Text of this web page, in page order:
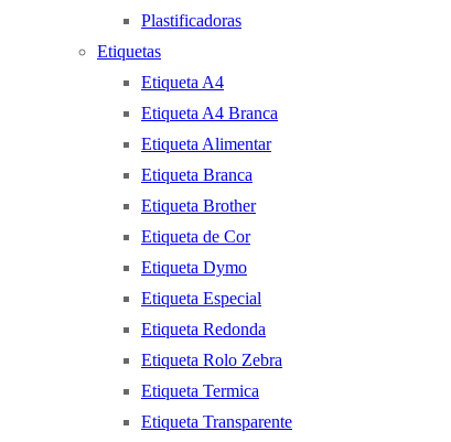
Plastificadoras
Etiquetas
Etiqueta A4
Etiqueta A4 Branca
Etiqueta Alimentar
Etiqueta Branca
Etiqueta Brother
Etiqueta de Cor
Etiqueta Dymo
Etiqueta Especial
Etiqueta Redonda
Etiqueta Rolo Zebra
Etiqueta Termica
Etiqueta Transparente